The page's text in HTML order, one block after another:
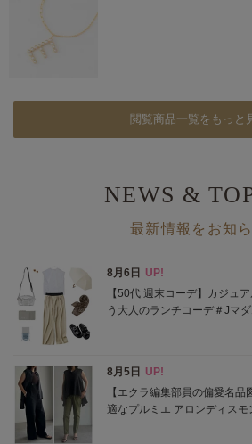
閲覧商品一覧をもっと
NEWS &
最新情報をお知